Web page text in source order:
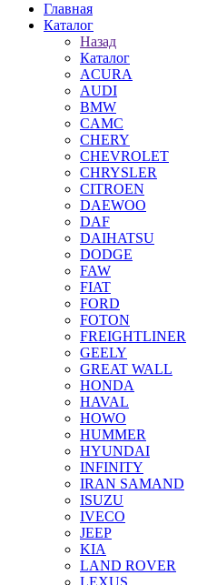
Главная
Каталог
Назад
Каталог
ACURA
AUDI
BMW
CAMC
CHERY
CHEVROLET
CHRYSLER
CITROEN
DAEWOO
DAF
DAIHATSU
DODGE
FAW
FIAT
FORD
FOTON
FREIGHTLINER
GEELY
GREAT WALL
HONDA
HAVAL
HOWO
HUMMER
HYUNDAI
INFINITY
IRAN SAMAND
ISUZU
IVECO
JEEP
KIA
LAND ROVER
LEXUS